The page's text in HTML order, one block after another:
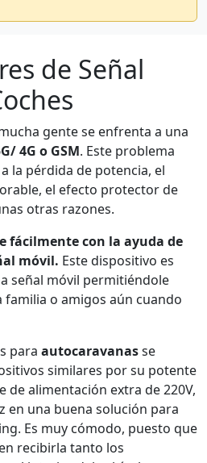
de Señal
gente se enfrenta a una
4G o GSM. Este problema
la pérdida de potencia, el
el efecto protector de
otras razones.
fácilmente con la ayuda de
móvil. Este dispositivo es
señal móvil permitiéndole
o amigos aún cuando
para autocaravanasse
similares por su potente
de alimentación extra de 220V,
en una buena solución para
Es muy cómodo, puesto que
recibirla tanto los